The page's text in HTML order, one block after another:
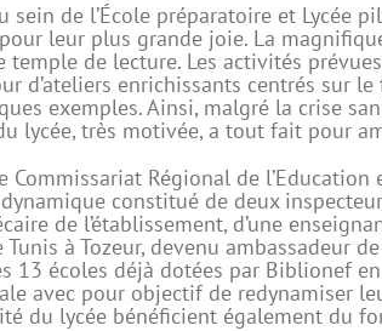
de l’École préparatoire et Lycée
leur plus grande joie. La
de lecture. Les activités
d’ateliers enrichissants centrés sur
exemples. Ainsi, malgré la crise
lycée, très motivée, a tout fait pour
Régional de
constitué de deux
de l’établissement, d’une
à Tozeur, devenu ambassadeur
écoles déjà dotées par Biblionef
avec pour objectif de redynamiser
du lycée bénéficient également du